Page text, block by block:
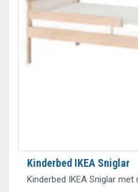
Kinderbed IKEA Sniglar
Kinderbed IKEA Sniglar